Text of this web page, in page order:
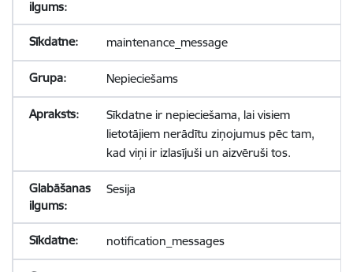
maintenance_message
Nepieciešams
Sīkdatne ir nepieciešama, lai visiem
lietotājiem nerādītu ziņojumus pēc tam,
kad viņi ir izlasījuši un aizvēruši tos.
Sesija
notification_messages